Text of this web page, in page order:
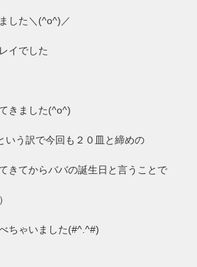
した＼(^o^)／
イでした
きました(^o^)
いう訳で今回も２０皿と締めの
きてからババの誕生日と言うことで
ちゃいました(#^.^#)